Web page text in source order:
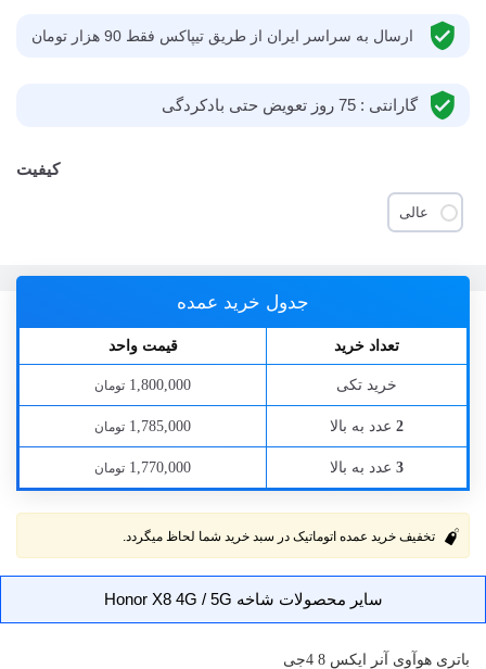
ارسال به سراسر ایران از طریق تیپاکس فقط 90 هزار تومان
گارانتی : 75 روز تعویض حتی باد‌کردگی
کیفیت
عالی
جدول خرید عمده
تعداد خرید قیمت واحد
خرید تکی 1,800,000 تومان
2 عدد به بالا 1,785,000 تومان
3 عدد به بالا 1,770,000 تومان
تخفیف خرید عمده اتوماتیک در سبد خرید شما لحاظ میگردد.
سایر محصولات شاخه Honor X8 4G / 5G
باتری هوآوی آنر ایکس 8 4جی